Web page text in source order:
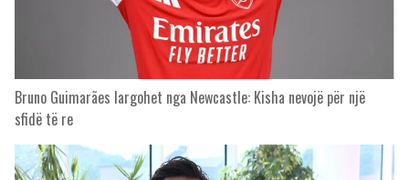
Bruno Guimarães largohet nga Newcastle: Kisha nevojë për një
sfidë të re